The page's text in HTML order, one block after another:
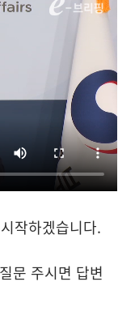
작하겠습니다.
문 주시면 답변